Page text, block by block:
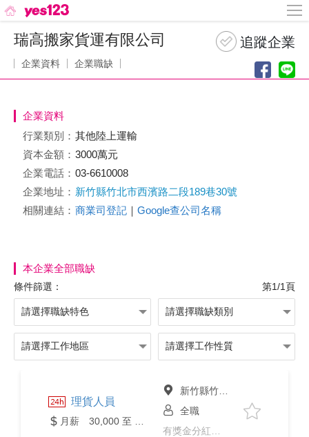
瑞高搬家貨運有限公司
企業資料 企業職缺
企業資料
行業類別： 其他陸上運輸
資本金額： 3000萬元
企業電話： 03-6610008
企業地址： 新竹縣竹北市西濱路二段189巷30號
相關連結： 商業司登記 ｜ Google查公司名稱
本企業全部職缺
條件篩選： 第1/1頁
理貨人員
新竹縣竹北市
全職
有獎金分紅、免經驗、二度就業